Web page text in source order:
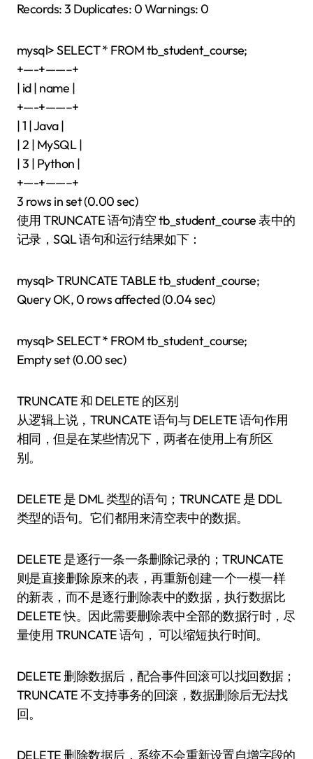
Records: 3 Duplicates: 0 Warnings: 0
mysql> SELECT * FROM tb_student_course;
+—-+——–+
| id | name |
+—-+——–+
| 1 | Java |
| 2 | MySQL |
| 3 | Python |
+—-+——–+
3 rows in set (0.00 sec)
使用 TRUNCATE 语句清空 tb_student_course 表中的
记录，SQL 语句和运行结果如下：
mysql> TRUNCATE TABLE tb_student_course;
Query OK, 0 rows affected (0.04 sec)
mysql> SELECT * FROM tb_student_course;
Empty set (0.00 sec)
TRUNCATE 和 DELETE 的区别
从逻辑上说，TRUNCATE 语句与 DELETE 语句作用
相同，但是在某些情况下，两者在使用上有所区
别。
DELETE 是 DML 类型的语句；TRUNCATE 是 DDL
类型的语句。它们都用来清空表中的数据。
DELETE 是逐行一条一条删除记录的；TRUNCATE
则是直接删除原来的表，再重新创建一个一模一样
的新表，而不是逐行删除表中的数据，执行数据比
DELETE 快。因此需要删除表中全部的数据行时，尽
量使用 TRUNCATE 语句， 可以缩短执行时间。
DELETE 删除数据后，配合事件回滚可以找回数据；
TRUNCATE 不支持事务的回滚，数据删除后无法找
回。
DELETE 删除数据后，系统不会重新设置自增字段的